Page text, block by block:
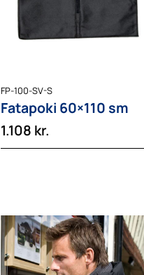
FP-100-SV-S
Fatapoki 60×110 sm
1.108 kr.